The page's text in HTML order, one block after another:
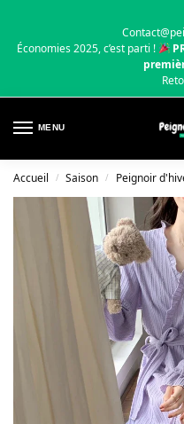
Économies 2025, c’est parti !
MENU
Accueil / Saison / Peignoir